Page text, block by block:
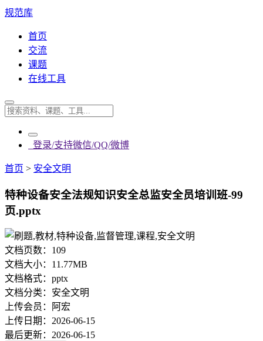
规范库
首页
交流
课题
在线工具
登录/支持微信/QQ/微博
首页 > 安全文明
特种设备安全法规知识安全总监安全员培训班-99
页.pptx
文档页数： 109
文档大小： 11.77MB
文档格式： pptx
文档分类： 安全文明
上传会员：
阿宏
上传日期： 2026-06-15
最后更新： 2026-06-15